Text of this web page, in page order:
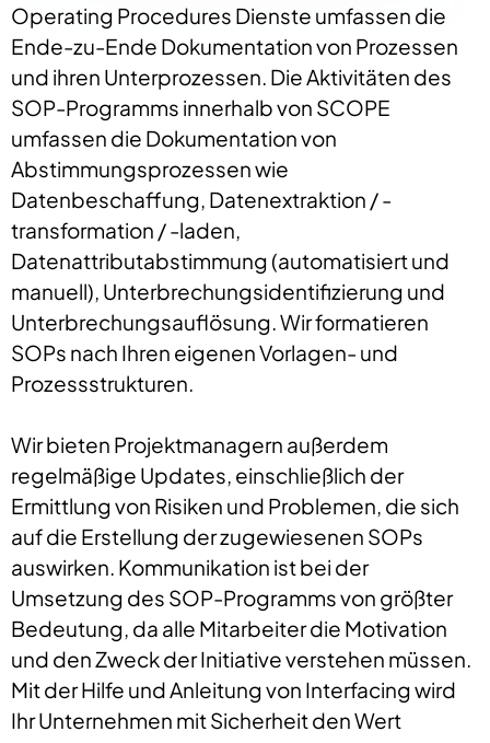
Operating Procedures Dienste umfassen die
Ende-zu-Ende Dokumentation von Prozessen
und ihren Unterprozessen. Die Aktivitäten des
SOP-Programms innerhalb von SCOPE
umfassen die Dokumentation von
Abstimmungsprozessen wie
Datenbeschaffung, Datenextraktion / -
transformation / -laden,
Datenattributabstimmung (automatisiert und
manuell), Unterbrechungsidentifizierung und
Unterbrechungsauflösung. Wir formatieren
SOPs nach Ihren eigenen Vorlagen- und
Prozessstrukturen.
Wir bieten Projektmanagern außerdem
regelmäßige Updates, einschließlich der
Ermittlung von Risiken und Problemen, die sich
auf die Erstellung der zugewiesenen SOPs
auswirken. Kommunikation ist bei der
Umsetzung des SOP-Programms von größter
Bedeutung, da alle Mitarbeiter die Motivation
und den Zweck der Initiative verstehen müssen.
Mit der Hilfe und Anleitung von Interfacing wird
Ihr Unternehmen mit Sicherheit den Wert